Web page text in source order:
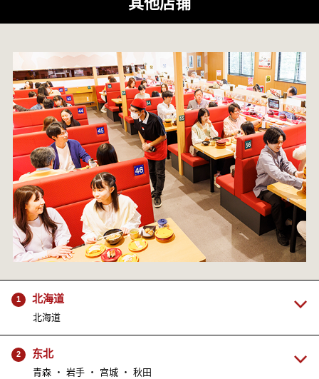
1 北海道
北海道
2 东北
青森 ・ 岩手 ・ 宫城 ・ 秋田